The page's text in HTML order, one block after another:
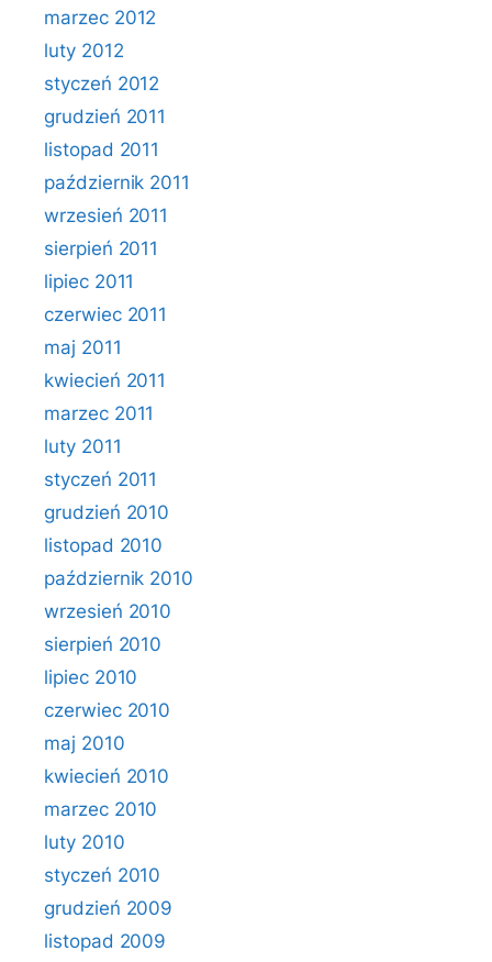
marzec 2012
luty 2012
styczeń 2012
grudzień 2011
listopad 2011
październik 2011
wrzesień 2011
sierpień 2011
lipiec 2011
czerwiec 2011
maj 2011
kwiecień 2011
marzec 2011
luty 2011
styczeń 2011
grudzień 2010
listopad 2010
październik 2010
wrzesień 2010
sierpień 2010
lipiec 2010
czerwiec 2010
maj 2010
kwiecień 2010
marzec 2010
luty 2010
styczeń 2010
grudzień 2009
listopad 2009